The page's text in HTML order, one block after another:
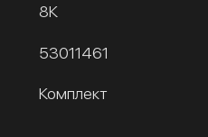
8К
53011461
Комплект